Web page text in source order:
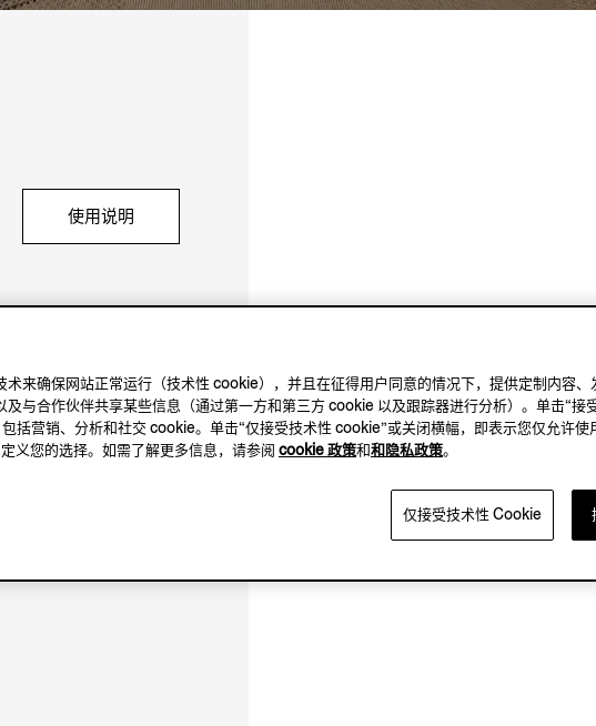
使用说明
11.00-19.00
12.00-18.00
来确保网站正常运行（技术性 cookie），并且在征得用户同意的情况下，提供定制内容、
与合作伙伴共享某些信息（通过第一方和第三方 cookie 以及跟踪器进行分析）。单击“接
括营销、分析和社交 cookie。单击“仅接受技术性 cookie”或关闭横幅，即表示您仅允许使
义您的选择。如需了解更多信息，请参阅 cookie 政策和和隐私政策。
仅接受技术性 Cookie